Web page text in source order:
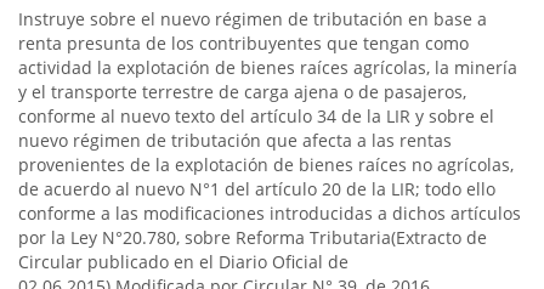
Instruye sobre el nuevo régimen de tributación en base a
renta presunta de los contribuyentes que tengan como
actividad la explotación de bienes raíces agrícolas, la minería
y el transporte terrestre de carga ajena o de pasajeros,
conforme al nuevo texto del artículo 34 de la LIR y sobre el
nuevo régimen de tributación que afecta a las rentas
provenientes de la explotación de bienes raíces no agrícolas,
de acuerdo al nuevo N°1 del artículo 20 de la LIR; todo ello
conforme a las modificaciones introducidas a dichos artículos
por la Ley N°20.780, sobre Reforma Tributaria(Extracto de
Circular publicado en el Diario Oficial de